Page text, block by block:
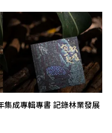
集成專輯專書 記錄林業發展